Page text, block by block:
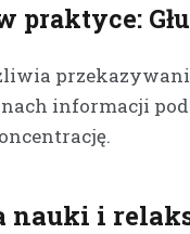
praktyce:
informacji
nauki i